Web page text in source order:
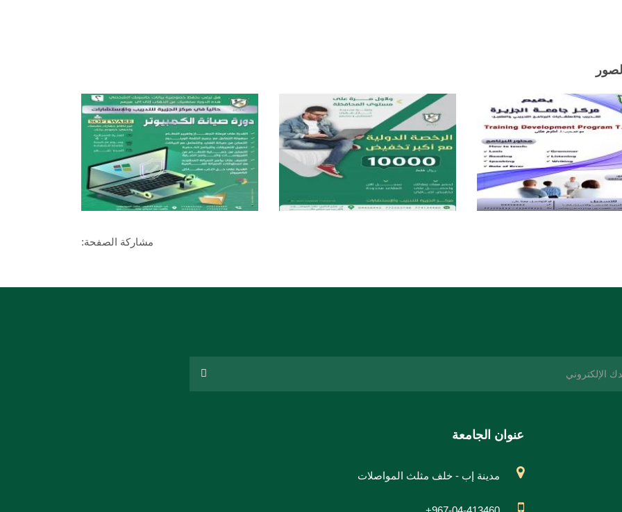
مشاركة الصفحة:
عنوان الجامعة
مدينة إب - خلف مثلث المواصلات